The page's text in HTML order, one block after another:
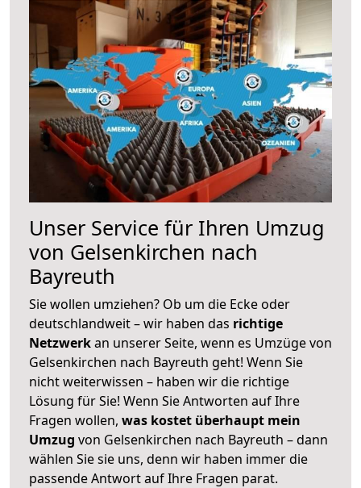
Unser Service für Ihren Umzug
von Gelsenkirchen nach
Bayreuth
Sie wollen umziehen? Ob um die Ecke oder
deutschlandweit – wir haben das richtige
Netzwerkan unserer Seite, wenn es Umzüge von
Gelsenkirchen nach Bayreuth geht! Wenn Sie
nicht weiterwissen – haben wir die richtige
Lösung für Sie! Wenn Sie Antworten auf Ihre
Fragen wollen, was kostet überhaupt mein
Umzug von Gelsenkirchen nach Bayreuth – dann
wählen Sie sie uns, denn wir haben immer die
passende Antwort auf Ihre Fragen parat.